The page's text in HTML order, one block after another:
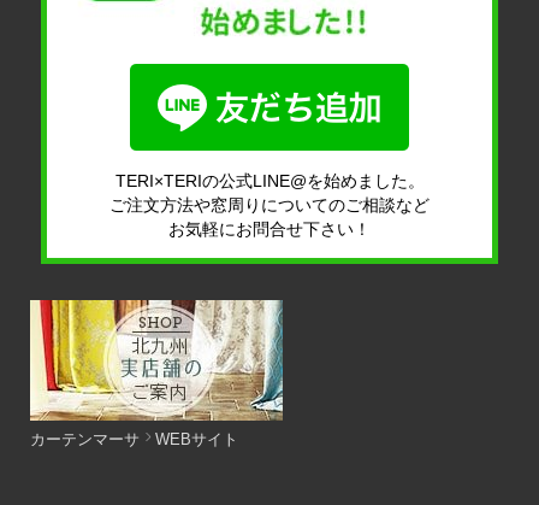
TERI×TERIの公式LINE@を始めました。
ご注文方法や窓周りについてのご相談など
お気軽にお問合せ下さい！
カーテンマーサ WEBサイト